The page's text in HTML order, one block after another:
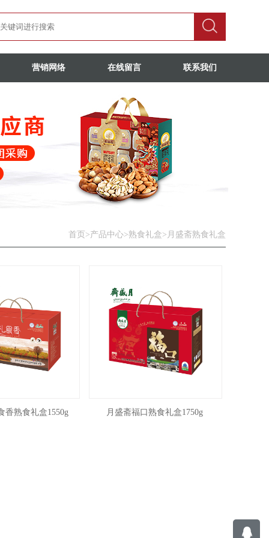
营销网络 在线留言 联系我们
首页 >产品中心>熟食礼盒> 月盛斋熟食礼盒
香熟食礼盒1550g 月盛斋福口熟食礼盒1750g